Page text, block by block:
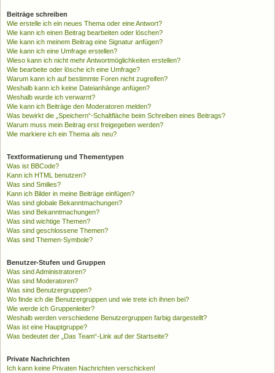
Beiträge schreiben
Wie erstelle ich ein neues Thema oder eine Antwort?
Wie kann ich einen Beitrag bearbeiten oder löschen?
Wie kann ich meinem Beitrag eine Signatur anfügen?
Wie kann ich eine Umfrage erstellen?
Wieso kann ich nicht mehr Antwortmöglichkeiten erstellen?
Wie bearbeite oder lösche ich eine Umfrage?
Warum kann ich auf bestimmte Foren nicht zugreifen?
Weshalb kann ich keine Dateianhänge anfügen?
Weshalb wurde ich verwarnt?
Wie kann ich Beiträge den Moderatoren melden?
Was bewirkt die „Speichern“-Schaltfläche beim Schreiben eines Beitrags?
Warum muss mein Beitrag erst freigegeben werden?
Wie markiere ich ein Thema als neu?
Textformatierung und Thementypen
Was ist BBCode?
Kann ich HTML benutzen?
Was sind Smilies?
Kann ich Bilder in meine Beiträge einfügen?
Was sind globale Bekanntmachungen?
Was sind Bekanntmachungen?
Was sind wichtige Themen?
Was sind geschlossene Themen?
Was sind Themen-Symbole?
Benutzer-Stufen und Gruppen
Was sind Administratoren?
Was sind Moderatoren?
Was sind Benutzergruppen?
Wo finde ich die Benutzergruppen und wie trete ich ihnen bei?
Wie werde ich Gruppenleiter?
Weshalb werden verschiedene Benutzergruppen farbig dargestellt?
Was ist eine Hauptgruppe?
Was bedeutet der „Das Team“-Link auf der Startseite?
Private Nachrichten
Ich kann keine Privaten Nachrichten verschicken!